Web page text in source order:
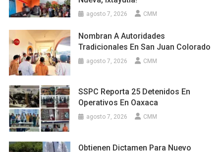
agosto 7, 2026 CMM
Nombran A Autoridades
Tradicionales En San Juan Colorado
agosto 7, 2026 CMM
SSPC Reporta 25 Detenidos En
Operativos En Oaxaca
agosto 7, 2026 CMM
Obtienen Dictamen Para Nuevo